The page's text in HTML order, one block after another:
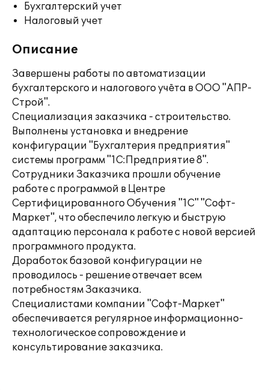
Бухгалтерский учет
Налоговый учет
Описание
Завершены работы по автоматизации
бухгалтерского и налогового учёта в ООО "АПР-
Строй".
Специализация заказчика - строительство.
Выполнены установка и внедрение
конфигурации "Бухгалтерия предприятия"
системы программ "1С:Предприятие 8".
Сотрудники Заказчика прошли обучение
работе с программой в Центре
Сертифицированного Обучения "1С" "Софт-
Маркет", что обеспечило легкую и быструю
адаптацию персонала к работе с новой версией
программного продукта.
Доработок базовой конфигурации не
проводилось - решение отвечает всем
потребностям Заказчика.
Специалистами компании "Софт-Маркет"
обеспечивается регулярное информационно-
технологическое сопровождение и
консультирование заказчика.